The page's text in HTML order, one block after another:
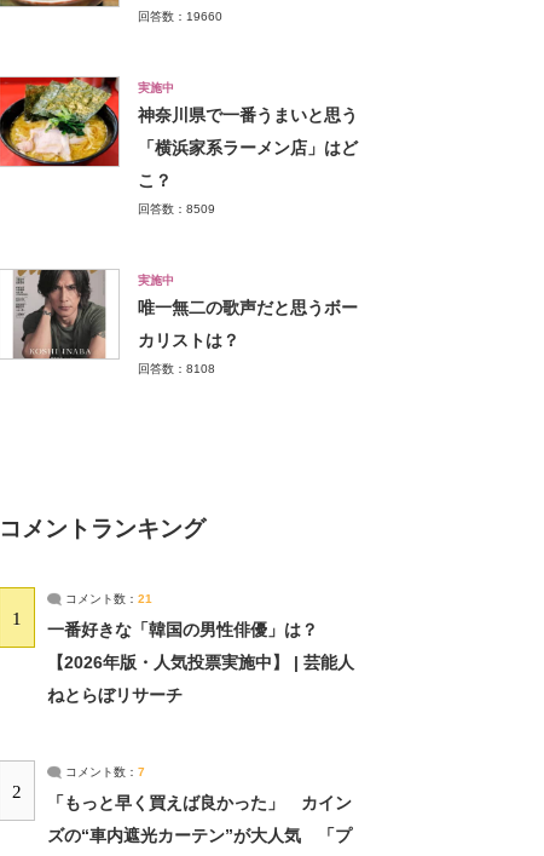
回答数：19660
実施中
神奈川県で一番うまいと思う
「横浜家系ラーメン店」はど
こ？
回答数：8509
実施中
唯一無二の歌声だと思うボー
カリストは？
回答数：8108
コメントランキング
1
コメント数： 21
一番好きな「韓国の男性俳優」は？
【2026年版・人気投票実施中】 | 芸能人
ねとらぼリサーチ
2
コメント数： 7
「もっと早く買えば良かった」 カイン
ズの“車内遮光カーテン”が大人気 「プ